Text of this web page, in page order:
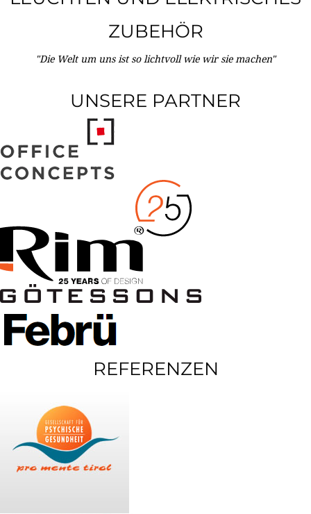
ZUBEHÖR
"Die Welt um uns ist so lichtvoll wie wir sie machen"
UNSERE PARTNER
REFERENZEN